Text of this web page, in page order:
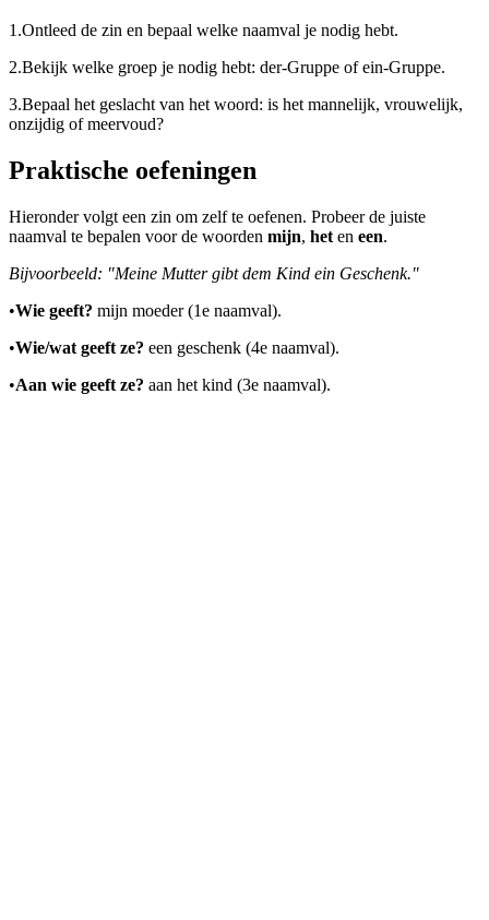
1.Ontleed de zin en bepaal welke naamval je nodig hebt.
2.Bekijk welke groep je nodig hebt: der-Gruppe of ein-Gruppe.
3.Bepaal het geslacht van het woord: is het mannelijk, vrouwelijk,
onzijdig of meervoud?
Praktische oefeningen
Hieronder volgt een zin om zelf te oefenen. Probeer de juiste
naamval te bepalen voor de woorden mijn, het en een.
Bijvoorbeeld: "Meine Mutter gibt dem Kind ein Geschenk."
•Wie geeft? mijn moeder (1e naamval).
•Wie/wat geeft ze? een geschenk (4e naamval).
•Aan wie geeft ze? aan het kind (3e naamval).